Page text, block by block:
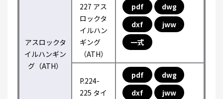
アスロックタ
イルハンギン
グ（ATH）
227 アス
ロックタ
イルハン
ギング
（ATH）
pdf
dwg
dxf
jww
一式
P.224-
225 タイ
pdf
dwg
dxf
jww